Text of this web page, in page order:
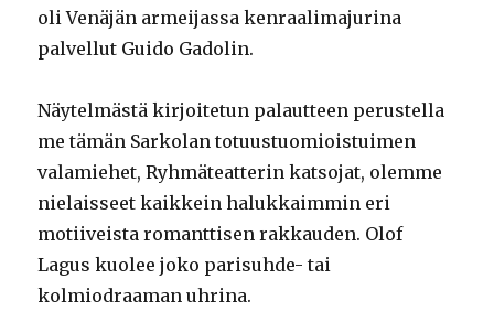
oli Venäjän armeijassa kenraalimajurina
palvellut Guido Gadolin.
Näytelmästä kirjoitetun palautteen perustella
me tämän Sarkolan totuustuomioistuimen
valamiehet, Ryhmäteatterin katsojat, olemme
nielaisseet kaikkein halukkaimmin eri
motiiveista romanttisen rakkauden. Olof
Lagus kuolee joko parisuhde- tai
kolmiodraaman uhrina.